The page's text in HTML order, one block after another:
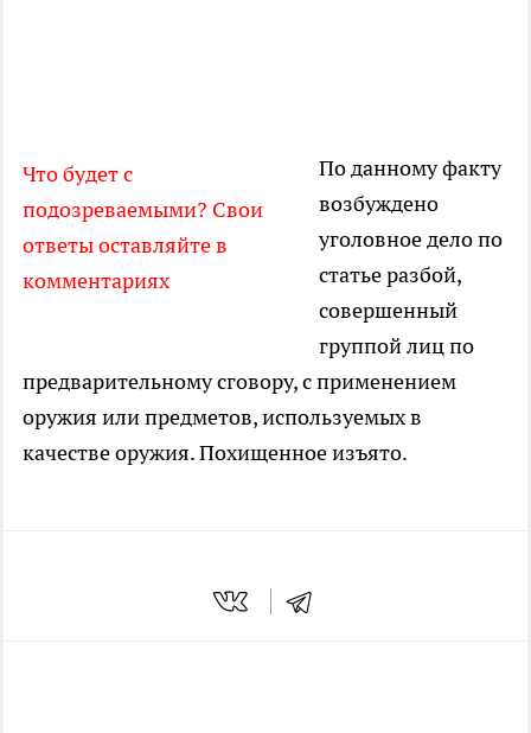
Что будет с
подозреваемыми? Свои
ответы оставляйте в
комментариях
По данному факту
возбуждено
уголовное дело по
статье разбой,
совершенный
группой лиц по
предварительному сговору, с применением
оружия или предметов, используемых в
качестве оружия. Похищенное изъято.